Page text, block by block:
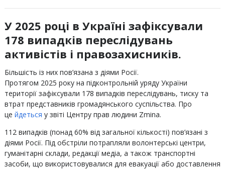
У 2025 році в Україні зафіксували
178 випадків переслідувань
активістів і правозахисників.
Більшість із них пов’язана з діями Росії.
Протягом 2025 року на підконтрольній уряду України
території зафіксували 178 випадків переслідувань, тиску та
втрат представників громадянського суспільства. Про
це йдеться у звіті Центру прав людини Zmina.
112 випадків (понад 60% від загальної кількості) пов’язані з
діями Росії. Під обстріли потрапляли волонтерські центри,
гуманітарні склади, редакції медіа, а також транспортні
засоби, що використовувалися для евакуації або доставлення